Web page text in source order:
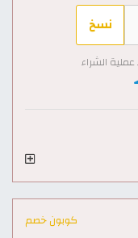
نسخ
الشراء
كوبون خصم